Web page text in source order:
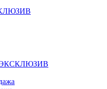
ЭКСКЛЮЗИВ